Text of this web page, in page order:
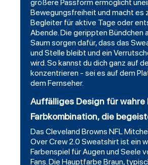
größere Passform ermöglicht
Bewegungsfreiheit und macht es
Begleiter für aktive Tage oder
Abende. Die gerippten Bündchen
Saum sorgen dafür, dass das
und Stelle bleibt und ein
wird. So kannst du dich ganz auf
konzentrieren - sei es auf dem
dem Fernseher.
Auffälliges Design für wahre
Farbkombination, die
Das Cleveland Browns NFL
Over Crew 2.0 Sweatshirt ist ein
Farbenspiel für Augen und Seele
Fans. Die Hauptfarbe Braun,